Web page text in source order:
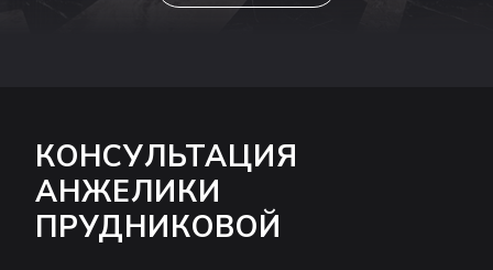
КОНСУЛЬТАЦИЯ
АНЖЕЛИКИ
ПРУДНИКОВОЙ